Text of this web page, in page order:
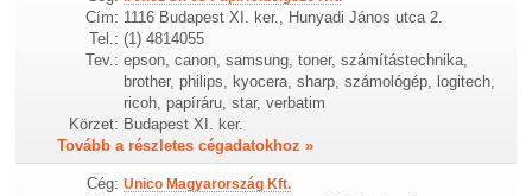
Cím: 1116 Budapest XI. ker., Hunyadi János utca 2.
Tel.: (1) 4814055
Tev.: epson, canon, samsung, toner, számítástechnika,
brother, philips, kyocera, sharp, számológép, logitech,
ricoh, papíráru, star, verbatim
Körzet: Budapest XI. ker.
Tovább a részletes cégadatokhoz »
Cég: Unico Magyarország Kft.